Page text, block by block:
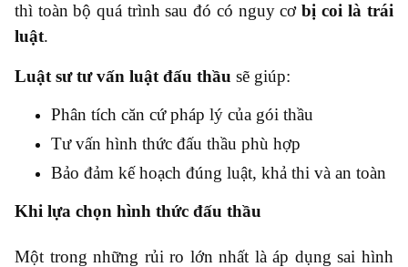
thì toàn bộ quá trình sau đó có nguy cơ bị coi là trái
luật.
Luật sư tư vấn luật đấu thầu sẽ giúp:
Phân tích căn cứ pháp lý của gói thầu
Tư vấn hình thức đấu thầu phù hợp
Bảo đảm kế hoạch đúng luật, khả thi và an toàn
Khi lựa chọn hình thức đấu thầu
Một trong những rủi ro lớn nhất là áp dụng sai hình